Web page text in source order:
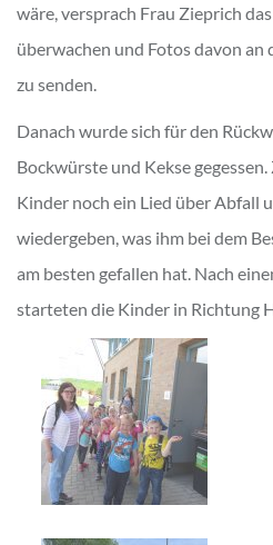
wäre, versprach Frau Zieprich
überwachen und Fotos davon
zu senden.
Danach wurde sich für den
Bockwürste und Kekse
Kinder noch ein Lied über Abfall
wiedergeben, was ihm bei dem
am besten gefallen hat. Nach
starteten die Kinder in Richtung